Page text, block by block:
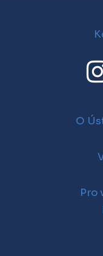
O
Pro